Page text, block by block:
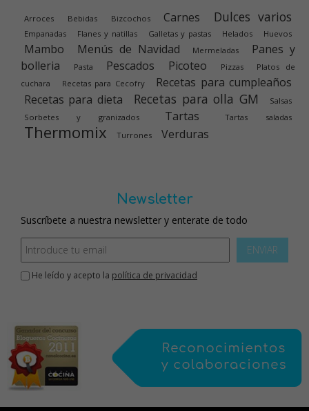
Arroces Bebidas Bizcochos Carnes Dulces varios
Empanadas Flanes y natillas Galletas y pastas Helados Huevos
Mambo Menús de Navidad Mermeladas
Panes y
bolleria
Pasta Pescados Picoteo Pizzas
Platos de
cuchara
Recetas para Cecofry
Recetas para cumpleaños
Recetas para dieta
Recetas para olla GM
Salsas
Sorbetes y granizados
Tartas Tartas saladas
Thermomix Turrones Verduras
Newsletter
Suscríbete a nuestra newsletter y enterate de todo
ENVIAR
He leído y acepto la política de privacidad